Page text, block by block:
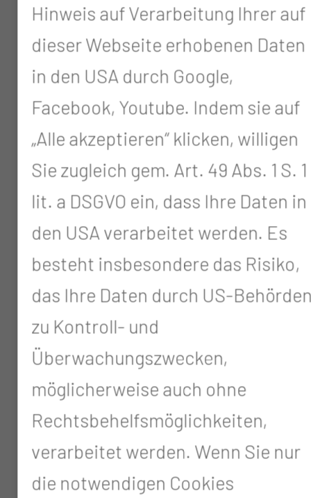
spätestens am Vortag Ihrer
Aufnahme bis 20:00 Uhr
erfolgen. Nur dann ist
gewährleistet, dass Sie Ihre
Unterlagen am Aufnahmetag
schnellst möglich erhalten.
Zur Onlineaufnahme benötigen
Sie Ihren Einweisungsschein
("Verordnung von
Krankenhausbehandlung").
Füllen Sie alle notwendigen
Angaben von Schritt 1 bis
Schritt 8 ordnungsgemäß aus.
Mit * markierte Felder sind
Pflichtfelder.
Hinweis auf Verarbeitung Ihrer auf
dieser Webseite erhobenen Daten
in den USA durch Google,
Facebook, Youtube. Indem sie auf
„Alle akzeptieren“ klicken, willigen
Sie zugleich gem. Art. 49 Abs. 1 S. 1
lit. a DSGVO ein, dass Ihre Daten in
den USA verarbeitet werden. Es
besteht insbesondere das Risiko,
das Ihre Daten durch US-
zu Kontroll- und
Überwachungszwecken,
möglicherweise auch ohne
Rechtsbehelfsmöglichkeiten,
verarbeitet werden. Wenn Sie nur
die notwendigen Cookies